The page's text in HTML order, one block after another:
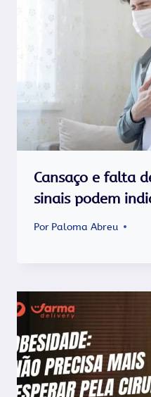
Cansaço e falta
sinais podem
Por Paloma Abreu